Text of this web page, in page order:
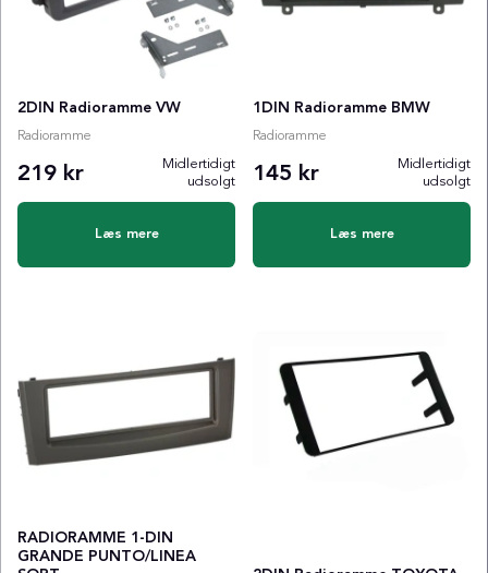
2DIN Radioramme VW
Radioramme
219 kr
Midlertidigt
udsolgt
Læs mere
1DIN Radioramme BMW
Radioramme
145 kr
Midlertidigt
udsolgt
Læs mere
RADIORAMME 1-DIN
GRANDE PUNTO/LINEA